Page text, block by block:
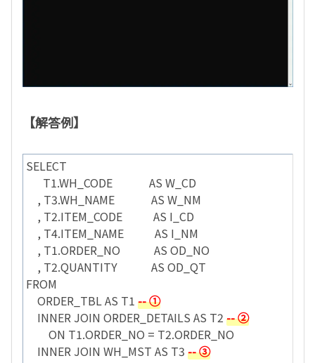
【解答例】
SELECT
T1.WH_CODE AS W_CD
, T3.WH_NAME AS W_NM
, T2.ITEM_CODE AS I_CD
, T4.ITEM_NAME AS I_NM
, T1.ORDER_NO AS OD_NO
, T2.QUANTITY AS OD_QT
FROM
ORDER_TBL AS T1 -- ①
INNER JOIN ORDER_DETAILS AS T2 -- ②
ON T1.ORDER_NO = T2.ORDER_NO
INNER JOIN WH_MST AS T3 -- ③